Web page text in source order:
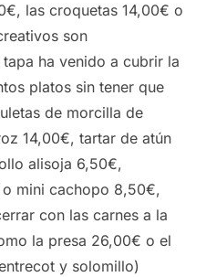
las croquetas 14,00€ o
son
ha venido a cubrir la
platos sin tener que
de morcilla de
14,00€, tartar de atún
alisoja 6,50€,
mini cachopo 8,50€,
con las carnes a la
la presa 26,00€ o el
y solomillo)